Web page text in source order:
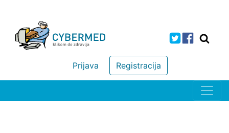
Registracija
Prijava